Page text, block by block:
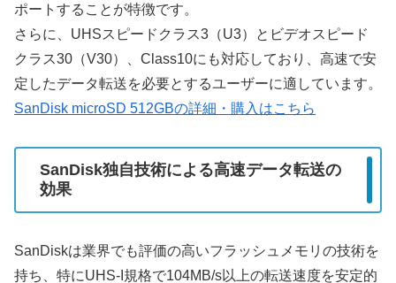
ポートすることが特徴です。
さらに、UHSスピードクラス3（U3）とビデオスピード
クラス30（V30）、Class10にも対応しており、高速で安
定したデータ転送を必要とするユーザーに適しています。
SanDisk microSD 512GBの詳細・購入はこちら
SanDisk独自技術による高速データ転送の
効果
SanDiskは業界でも評価の高いフラッシュメモリの技術を
持ち、特にUHS-I規格で104MB/s以上の転送速度を安定的